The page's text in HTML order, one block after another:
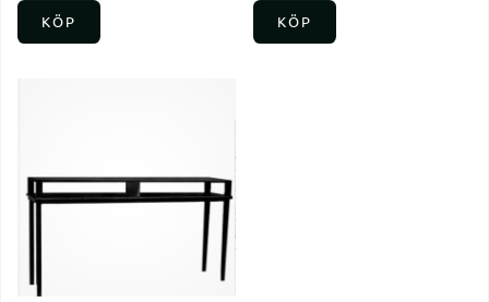
KÖP KÖP